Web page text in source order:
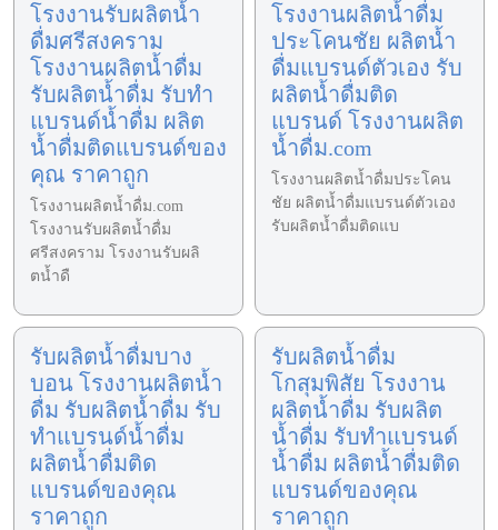
โรงงานรับผลิตน้ำ
ดื่มศรีสงคราม
โรงงานผลิตน้ำดื่ม
รับผลิตน้ำดื่ม รับทำ
แบรนด์น้ำดื่ม ผลิต
น้ำดื่มติดแบรนด์ของ
คุณ ราคาถูก
โรงงานผลิตน้ำดื่ม.com
โรงงานรับผลิตน้ำดื่ม
ศรีสงคราม โรงงานรับผลิ
ตน้ำดื
โรงงานผลิตน้ำดื่ม
ประโคนชัย ผลิตน้ำ
ดื่มแบรนด์ตัวเอง รับ
ผลิตน้ำดื่มติด
แบรนด์ โรงงานผลิต
น้ำดื่ม.com
โรงงานผลิตน้ำดื่มประโคน
ชัย ผลิตน้ำดื่มแบรนด์ตัวเอง
รับผลิตน้ำดื่มติดแบ
รับผลิตน้ำดื่มบาง
บอน โรงงานผลิตน้ำ
ดื่ม รับผลิตน้ำดื่ม รับ
ทำแบรนด์น้ำดื่ม
ผลิตน้ำดื่มติด
แบรนด์ของคุณ
ราคาถูก
รับผลิตน้ำดื่ม
โกสุมพิสัย โรงงาน
ผลิตน้ำดื่ม รับผลิต
น้ำดื่ม รับทำแบรนด์
น้ำดื่ม ผลิตน้ำดื่มติด
แบรนด์ของคุณ
ราคาถูก